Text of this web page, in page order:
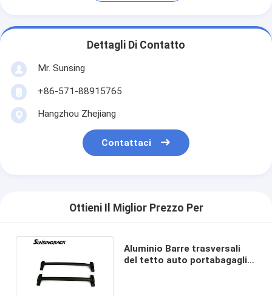
Dettagli Di Contatto
Mr. Sunsing
+86-571-88915765
Hangzhou Zhejiang
Contattaci
Ottieni Il Miglior Prezzo Per
Aluminio Barre trasversali
del tetto auto portabagagli